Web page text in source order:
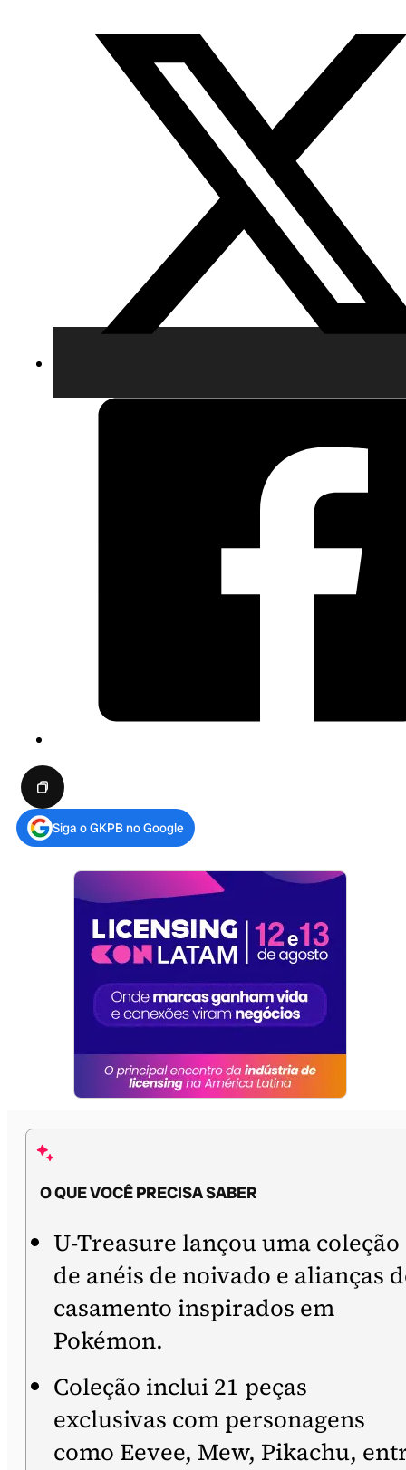
Siga o GKPB no Google
O QUE VOCÊ PRECISA SABER
U-Treasure lançou uma coleção
de anéis de noivado e alianças
casamento inspirados em
Pokémon.
Coleção inclui 21 peças
exclusivas com personagens
como Eevee, Mew, Pikachu,